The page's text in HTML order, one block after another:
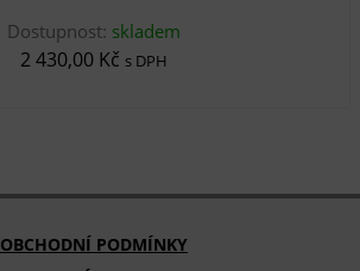
Dostupnost: skladem
2 430,00 Kč s DPH
OBCHODNÍ PODMÍNKY